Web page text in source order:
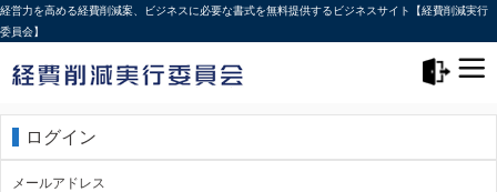
経営力を高める経費削減案、ビジネスに必要な書式を無料提供するビジネスサイト【経費削減実行
委員会】
ログイン
メールアドレス